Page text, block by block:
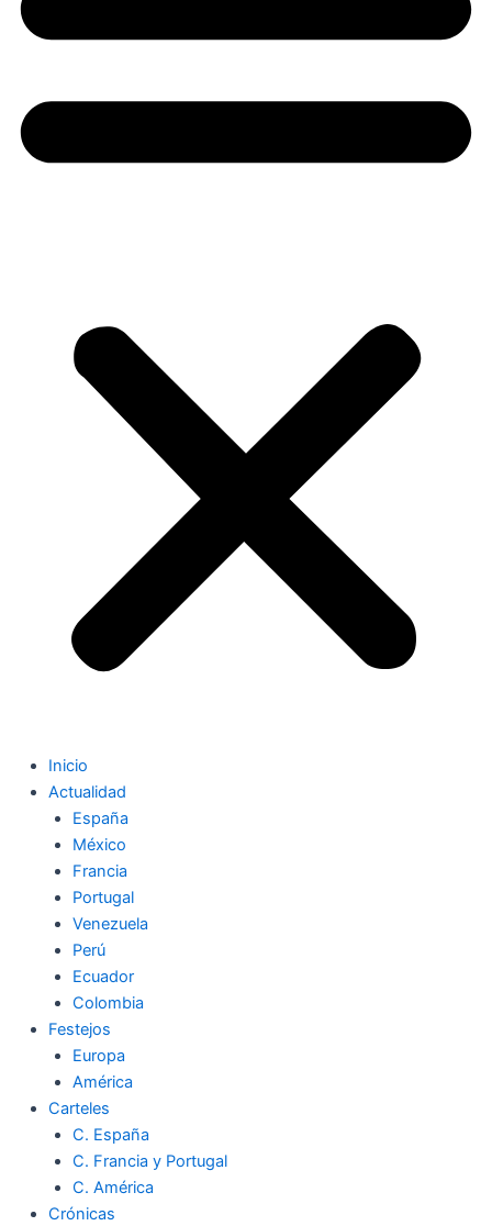
Inicio
Actualidad
España
México
Francia
Portugal
Venezuela
Perú
Ecuador
Colombia
Festejos
Europa
América
Carteles
C. España
C. Francia y Portugal
C. América
Crónicas